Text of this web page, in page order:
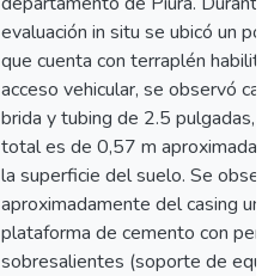
evaluación in situ se ubicó un
que cuenta con terraplén
acceso vehicular, se observó
brida y tubing de 2.5 pulgadas,
total es de 0,57 m
la superficie del suelo. Se
aproximadamente del casing una
plataforma de cemento con
sobresalientes (soporte de